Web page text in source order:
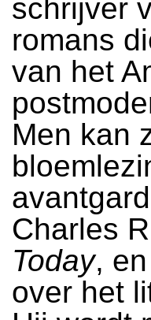
schrijver
romans
van het
Men kan
Charles
Today,
over het